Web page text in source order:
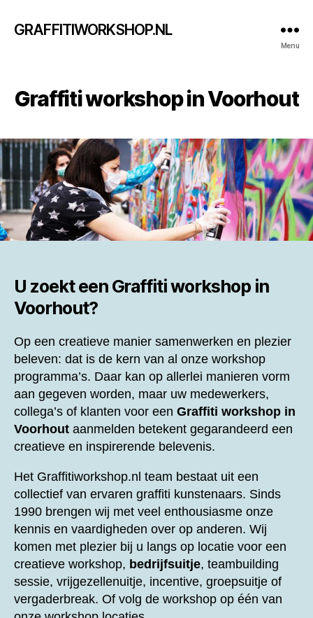
GRAFFITIWORKSHOP.NL
Menu
Graffiti workshop in Voorhout
U zoekt een Graffiti workshop in
Voorhout?
Op een creatieve manier samenwerken en plezier
beleven: dat is de kern van al onze workshop
programma’s. Daar kan op allerlei manieren vorm
aan gegeven worden, maar uw medewerkers,
collega’s of klanten voor een Graffiti workshop in
Voorhout aanmelden betekent gegarandeerd een
creatieve en inspirerende belevenis.
Het Graffitiworkshop.nl team bestaat uit een
collectief van ervaren graffiti kunstenaars. Sinds
1990 brengen wij met veel enthousiasme onze
kennis en vaardigheden over op anderen. Wij
komen met plezier bij u langs op locatie voor een
creatieve workshop, bedrijfsuitje, teambuilding
sessie, vrijgezellenuitje, incentive, groepsuitje of
vergaderbreak. Of volg de workshop op één van